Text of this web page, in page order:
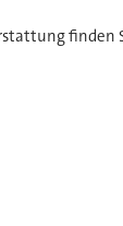
finden